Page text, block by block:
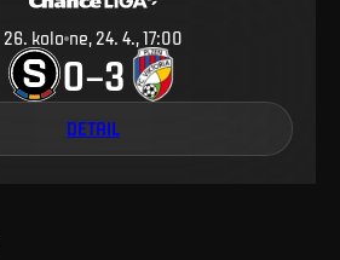
26. kolo ne, 24. 4., 17:00
0–3
DETAIL